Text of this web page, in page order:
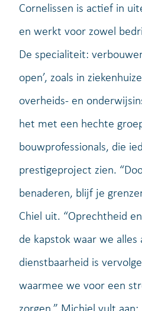
Cornelissen is actief in
en werkt voor zowel
De specialiteit:
open’, zoals in
overheids- en
het met een hechte
bouwprofessionals, die
prestigeproject zien.
benaderen, blijf je
Chiel uit. “Oprechtheid
de kapstok waar we alles
dienstbaarheid is
waarmee we voor een
zorgen.” Michiel vult